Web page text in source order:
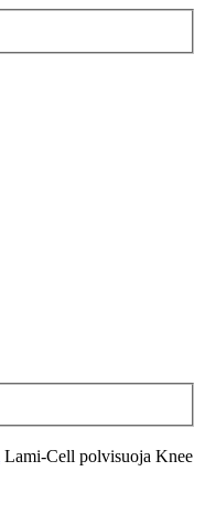
Lami-Cell polvisuoja Knee